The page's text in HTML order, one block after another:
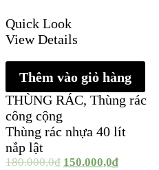
Quick Look
View Details
Thêm vào giỏ hàng
THÙNG RÁC, Thùng rác
công cộng
Thùng rác nhựa 40 lít
nắp lật
180.000,0₫ 150.000,0₫